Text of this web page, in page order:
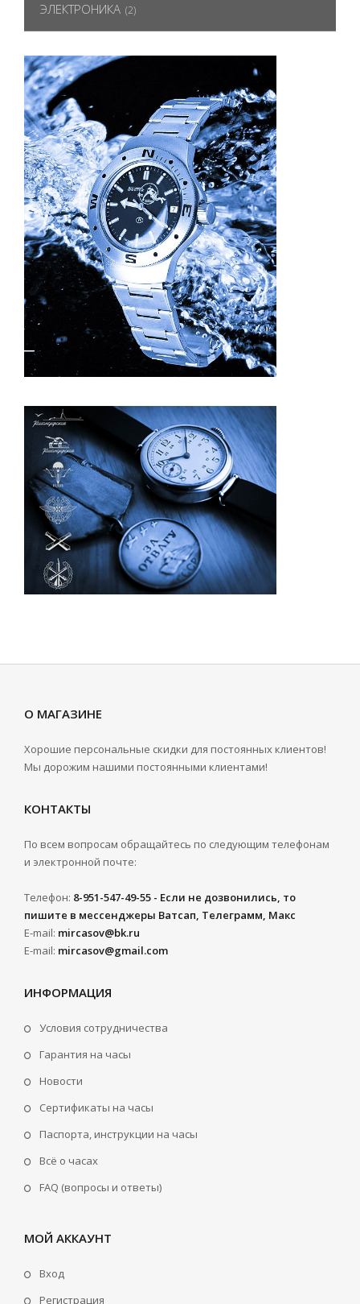
ЭЛЕКТРОНИКА (2)
О МАГАЗИНЕ
Хорошие персональные скидки для постоянных клиентов!
Мы дорожим нашими постоянными клиентами!
КОНТАКТЫ
По всем вопросам обращайтесь по следующим телефонам
и электронной почте:
Телефон: 8-951-547-49-55 - Если не дозвонились, то
пишите в мессенджеры Ватсап, Телеграмм, Макс
E-mail: mircasov@bk.ru
E-mail: mircasov@gmail.com
ИНФОРМАЦИЯ
Условия сотрудничества
Гарантия на часы
Новости
Сертификаты на часы
Паспорта, инструкции на часы
Всё о часах
FAQ (вопросы и ответы)
МОЙ АККАУНТ
Вход
Регистрация